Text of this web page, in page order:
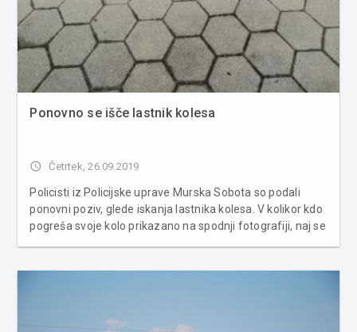
Ponovno se išče lastnik kolesa
access_time Četrtek, 26.09.2019
Policisti iz Policijske uprave Murska Sobota so podali
ponovni poziv, glede iskanja lastnika kolesa. V kolikor kdo
pogreša svoje kolo prikazano na spodnji fotografiji, naj se